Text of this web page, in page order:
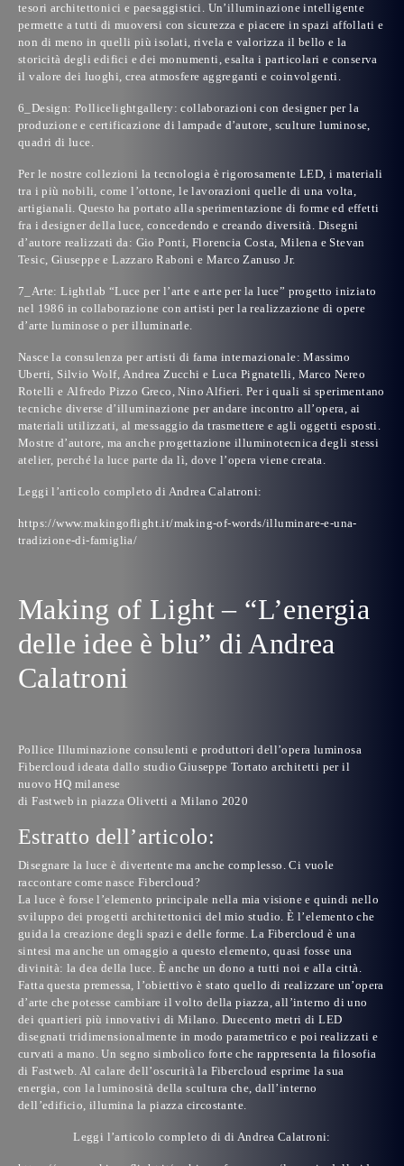
tesori architettonici e paesaggistici. Un’illuminazione intelligente
permette a tutti di muoversi con sicurezza e piacere in spazi affollati e
non di meno in quelli più isolati, rivela e valorizza il bello e la
storicità degli edifici e dei monumenti, esalta i particolari e conserva
il valore dei luoghi, crea atmosfere aggreganti e coinvolgenti.
6_Design:Pollicelightgallery: collaborazioni con designer per la
produzione e certificazione di lampade d’autore, sculture luminose,
quadri di luce.
Per le nostre collezioni la tecnologia è rigorosamente LED, i materiali
tra i più nobili, come l’ottone, le lavorazioni quelle di una volta,
artigianali. Questo ha portato alla sperimentazione di forme ed effetti
fra i designer della luce, concedendo e creando diversità. Disegni
d’autore realizzati da: Gio Ponti,Florencia Costa, Milena e Stevan
Tesic, Giuseppe e Lazzaro Raboni eMarco Zanuso Jr.
7_Arte: Lightlab “Luce per l’arte e arte per la luce” progetto iniziato
nel 1986 in collaborazione con artisti per la realizzazione di opere
d’arte luminose o per illuminarle.
Nasce la consulenza per artisti di fama internazionale:Massimo
Uberti, Silvio Wolf,Andrea Zucchi e Luca Pignatelli, Marco Nereo
Rotelli eAlfredo Pizzo Greco ,Nino Alfieri. Per i quali si sperimentano
tecniche diverse d’illuminazione per andare incontro all’opera, ai
materiali utilizzati, al messaggio da trasmettere e agli oggetti esposti.
Mostre d’autore, ma anche progettazione illuminotecnica degli stessi
atelier, perché la luce parte da lì, dove l’opera viene creata.
Leggi l’articolo completo di Andrea Calatroni:
https://www.makingoflight.it/making-of-words/illuminare-e-una-
tradizione-di-famiglia/
Making of Light – “L’energia
delle idee è blu” di Andrea
Calatroni
Pollice Illuminazione consulenti e produttori dell’opera luminosa
Fibercloud ideata dallo studio Giuseppe Tortato architetti per il
nuovo HQ milanese
diFastwebin piazza Olivetti a Milano 2020
Estratto dell’articolo:
Disegnare la luce è divertente ma anche complesso. Ci vuole
raccontare come nasce Fibercloud?
La luce è forse l’elemento principale nella mia visione e quindi nello
sviluppo dei progetti architettonici delmio studio. È l’elemento che
guida la creazione degli spazi e delle forme. La Fibercloud è una
sintesi ma anche un omaggio a questo elemento, quasi fosse una
divinità: la dea della luce. È anche un dono a tutti noi e alla città.
Fatta questa premessa, l’obiettivo è stato quello di realizzare un’opera
d’arte che potesse cambiare il volto della piazza, all’interno di uno
dei quartieri più innovativi di Milano. Duecento metri di LED
disegnati tridimensionalmente in modo parametrico e poi realizzati e
curvati a mano. Un segno simbolico forte che rappresenta la filosofia
di Fastweb. Al calare dell’oscurità la Fibercloud esprime la sua
energia, con la luminosità della scultura che, dall’interno
dell’edificio, illumina la piazza circostante.
Leggi l’articolo completo di di Andrea Calatroni: